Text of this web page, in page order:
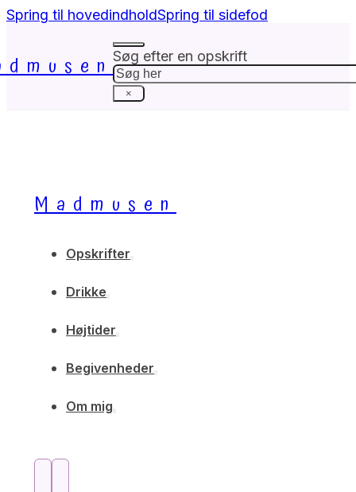
Spring til hovedindholdSpring til sidefod
Søg efter en opskrift
Søg
×
Madmusen
Opskrifter
Drikke
Højtider
Begivenheder
Om mig